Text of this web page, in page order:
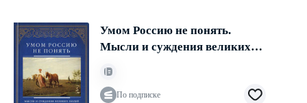
Умом Россию не понять.
Мысли и суждения великих
русском характере
По подписке